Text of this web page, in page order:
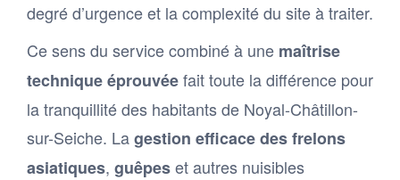
degré d’urgence et la complexité du site à traiter.
Ce sens du service combiné à une maîtrise
technique éprouvéefait toute la différence pour
la tranquillité des habitants de Noyal-Châtillon-
sur-Seiche. Lagestion efficace des frelons
asiatiques, guêpeset autres nuisibles